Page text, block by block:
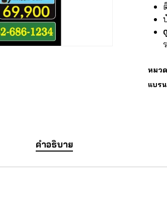
หมว
แบร
คำอธิบาย